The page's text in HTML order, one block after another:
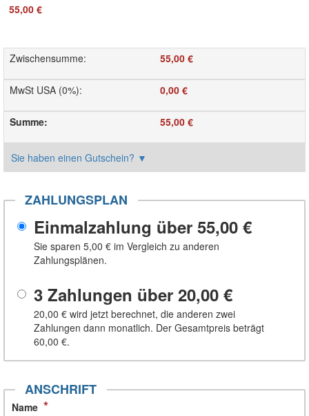
55,00 €
Zwischensumme: 55,00 €
MwSt USA (0%): 0,00 €
Summe: 55,00 €
Sie haben einen Gutschein? ▼
ZAHLUNGSPLAN
Einmalzahlung über 55,00 €
Sie sparen 5,00 € im Vergleich zu anderen
Zahlungsplänen.
3 Zahlungen über 20,00 €
20,00 € wird jetzt berechnet, die anderen zwei
Zahlungen dann monatlich. Der Gesamtpreis beträgt
60,00 €.
ANSCHRIFT
Name *